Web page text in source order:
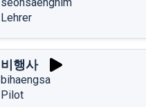
Lehrer
비행사
bihaengsa
Pilot